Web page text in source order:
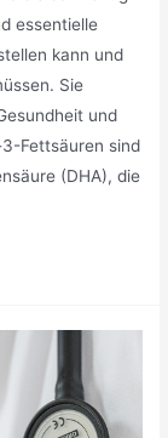
essentielle
kann und
Sie
und
Fettsäuren sind
(DHA), die